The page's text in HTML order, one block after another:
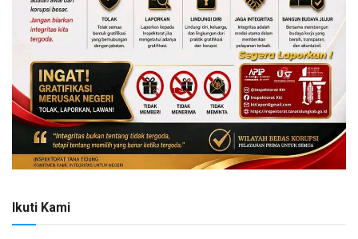
Ikuti Kami